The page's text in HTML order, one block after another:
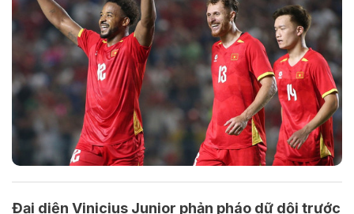
Đại diện Vinicius Junior phản pháo dữ dội trước